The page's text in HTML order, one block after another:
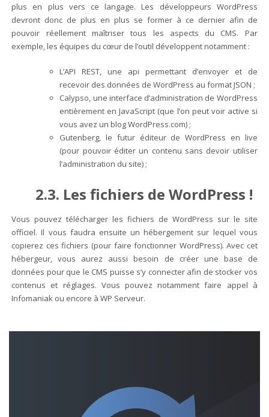
plus en plus vers ce langage. Les développeurs WordPress
devront donc de plus en plus se former à ce dernier afin de
pouvoir réellement maîtriser tous les aspects du CMS. Par
exemple, les équipes du cœur de l’outil développent notamment :
L’API REST, une api permettant d’envoyer et de
recevoir des données de WordPress au format JSON ;
Calypso, une interface d’administration de WordPress
entièrement en JavaScript (que l’on peut voir active si
vous avez un blog WordPress.com) ;
Gutenberg, le futur éditeur de WordPress en live
(pour pouvoir éditer un contenu sans devoir utiliser
l’administration du site) ;
2.3. Les fichiers de WordPress !
Vous pouvez télécharger les fichiers de WordPress sur le site
officiel. Il vous faudra ensuite un hébergement sur lequel vous
copierez ces fichiers (pour faire fonctionner WordPress). Avec cet
hébergeur, vous aurez aussi besoin de créer une base de
données pour que le CMS puisse s’y connecter afin de stocker vos
contenus et réglages. Vous pouvez notamment faire appel à
Infomaniak ou encore à WP Serveur.